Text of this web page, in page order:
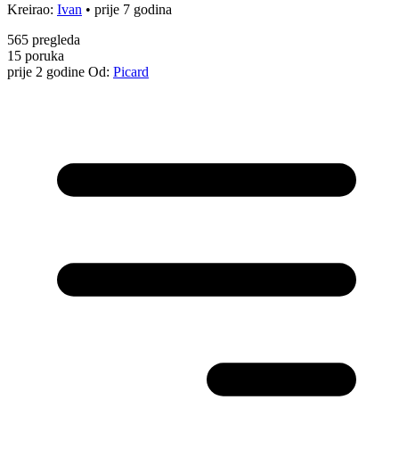
Kreirao: Ivan • prije 7 godina
565 pregleda
15 poruka
prije 2 godine Od: Picard